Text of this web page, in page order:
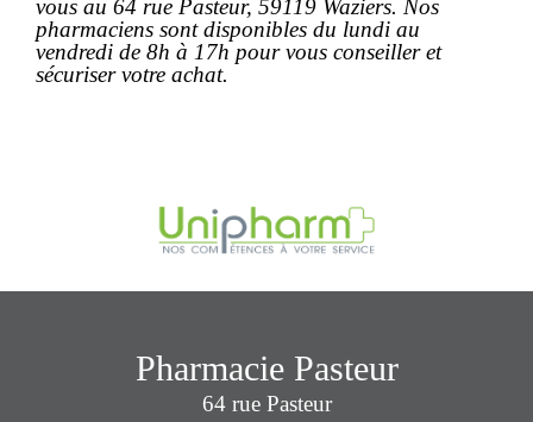
vous au 64 rue Pasteur, 59119 Waziers. Nos
pharmaciens sont disponibles du lundi au
vendredi de 8h à 17h pour vous conseiller et
sécuriser votre achat.
Pharmacie Pasteur
64 rue Pasteur